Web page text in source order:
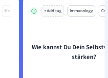
Mo + Add tag Immunology
Wie kannst Du Dein
stärken?